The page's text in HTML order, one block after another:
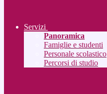
Servizi
Panoramica
Famiglie e studenti
Personale scolastico
Percorsi di studio